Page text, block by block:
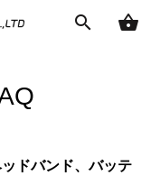
search shopping_basket
ドバンド、バッテ